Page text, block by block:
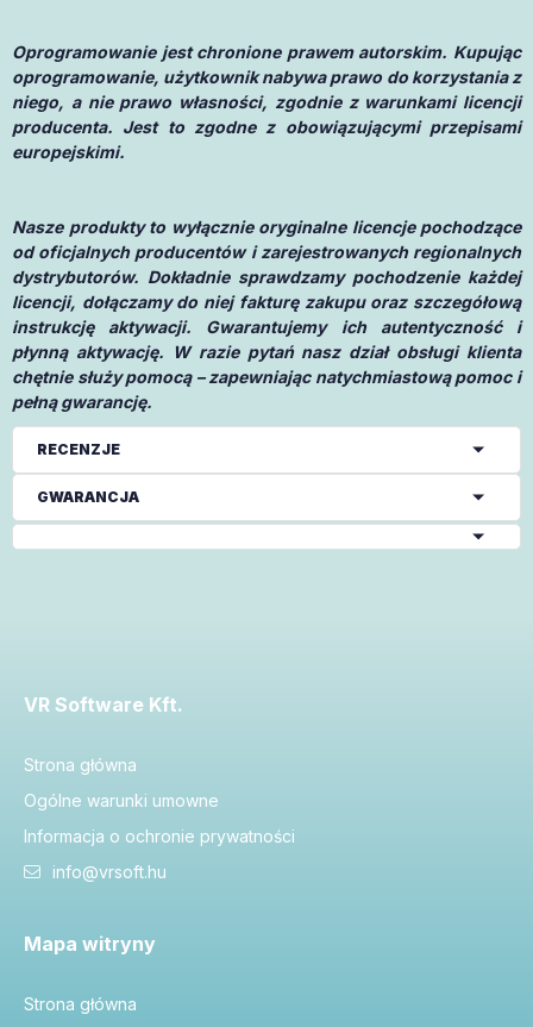
Oprogramowanie jest chronione prawem autorskim. Kupując
oprogramowanie, użytkownik nabywa prawo do korzystania z
niego, a nie prawo własności, zgodnie z warunkami licencji
producenta. Jest to zgodne z obowiązującymi przepisami
europejskimi.
Nasze produkty to wyłącznie oryginalne licencje pochodzące
od oficjalnych producentów i zarejestrowanych regionalnych
dystrybutorów. Dokładnie sprawdzamy pochodzenie każdej
licencji, dołączamy do niej fakturę zakupu oraz szczegółową
instrukcję aktywacji. Gwarantujemy ich autentyczność i
płynną aktywację. W razie pytań nasz dział obsługi klienta
chętnie służy pomocą – zapewniając natychmiastową pomoc i
pełną gwarancję.
RECENZJE
GWARANCJA
VR Software Kft.
Strona główna
Ogólne warunki umowne
Informacja o ochronie prywatności
info@vrsoft.hu
Mapa witryny
Strona główna